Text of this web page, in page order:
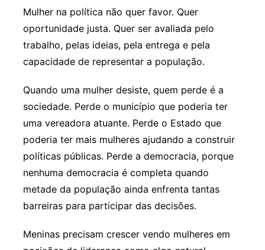
Mulher na política não quer favor. Quer
oportunidade justa. Quer ser avaliada pelo
trabalho, pelas ideias, pela entrega e pela
capacidade de representar a população.
Quando uma mulher desiste, quem perde é a
sociedade. Perde o município que poderia ter
uma vereadora atuante. Perde o Estado que
poderia ter mais mulheres ajudando a construir
políticas públicas. Perde a democracia, porque
nenhuma democracia é completa quando
metade da população ainda enfrenta tantas
barreiras para participar das decisões.
Meninas precisam crescer vendo mulheres em